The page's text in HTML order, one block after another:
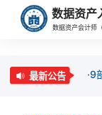
数据资产
数据资产会计师
最新公告 ·9